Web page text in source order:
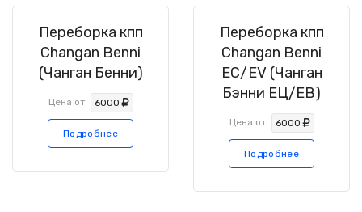
Переборка кпп
Changan Benni
(Чанган Бенни)
Цена от 6000
Подробнее
Переборка кпп
Changan Benni
EC/EV (Чанган
Бэнни ЕЦ/ЕВ)
Цена от 6000
Подробнее